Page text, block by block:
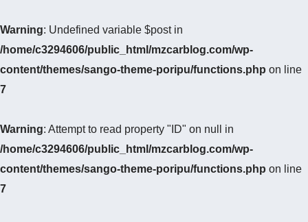
Warning: Undefined variable $post in
/home/c3294606/public_html/mzcarblog.com/wp-
content/themes/sango-theme-poripu/functions.php on line
7
Warning: Attempt to read property "ID" on null in
/home/c3294606/public_html/mzcarblog.com/wp-
content/themes/sango-theme-poripu/functions.php on line
7